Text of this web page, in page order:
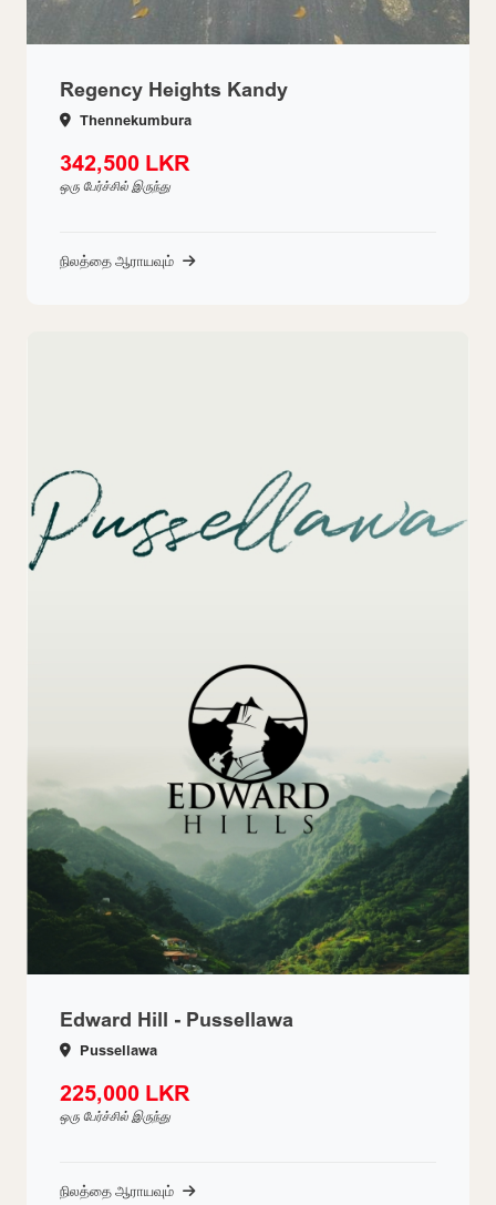
Regency Heights Kandy
Thennekumbura
342,500 LKR
ஒரு பேர்ச்சில் இருந்து
நிலத்தை ஆராயவும்
Edward Hill - Pussellawa
Pussellawa
225,000 LKR
ஒரு பேர்ச்சில் இருந்து
நிலத்தை ஆராயவும்